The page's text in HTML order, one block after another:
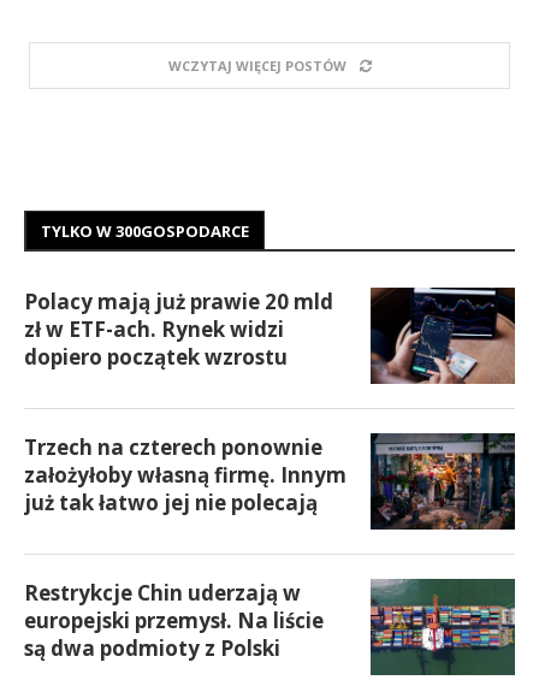
WCZYTAJ WIĘCEJ POSTÓW
TYLKO W 300GOSPODARCE
Polacy mają już prawie 20 mld
zł w ETF-ach. Rynek widzi
dopiero początek wzrostu
Trzech na czterech ponownie
założyłoby własną firmę. Innym
już tak łatwo jej nie polecają
Restrykcje Chin uderzają w
europejski przemysł. Na liście
są dwa podmioty z Polski